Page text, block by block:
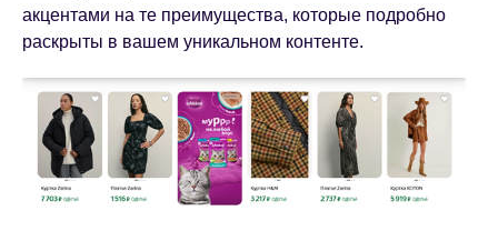
акцентами на те преимущества, которые подробно
раскрыты в вашем уникальном контенте.